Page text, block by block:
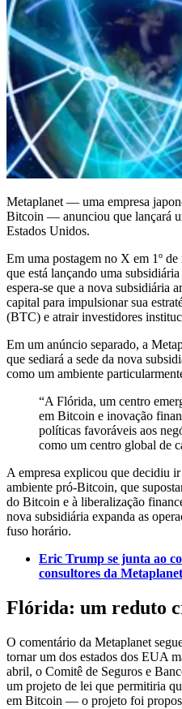
Metaplanet — uma empresa
Bitcoin — anunciou que lançará
Estados Unidos.
Em uma postagem no X em 1º de
que está lançando uma
espera-se que a nova subsidiária
capital para impulsionar sua
(BTC) e atrair investidores
Em um anúncio separado, a
que sediará a sede da nova
como um ambiente
“A Flórida, um centro
em Bitcoin e inovação
políticas favoráveis aos
como um centro global de
A empresa explicou que decidiu
ambiente pró-Bitcoin, que
do Bitcoin e à liberalização
nova subsidiária expanda as
fuso horário.
Eric Trump se junta ao
consultores da Metaplanet
Flórida: um reduto
O comentário da Metaplanet
tornar um dos estados dos EUA
abril, o Comitê de Seguros e
um projeto de lei que permitiria
em Bitcoin — o projeto foi